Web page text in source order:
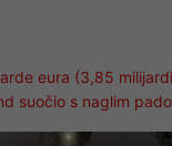
eura (3,85
suočio s naglim